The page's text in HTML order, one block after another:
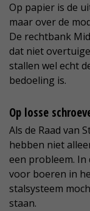
Op papier is de
maar over de
De rechtbank
dat niet
stallen wel echt
bedoeling is.
Op losse
Als de Raad van
hebben niet
een probleem.
voor boeren in
stalsysteem
staan.